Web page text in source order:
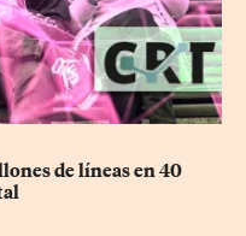
de líneas en 40